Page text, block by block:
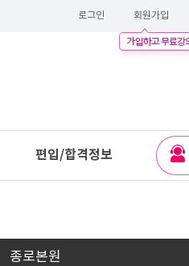
로그인 회원가입
편입/합격정보
종로본원